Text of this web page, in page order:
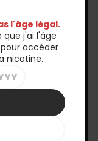
Vous trouverez
les conditions
l'âge légal.
que j'ai l'âge
accéder
nicotine.